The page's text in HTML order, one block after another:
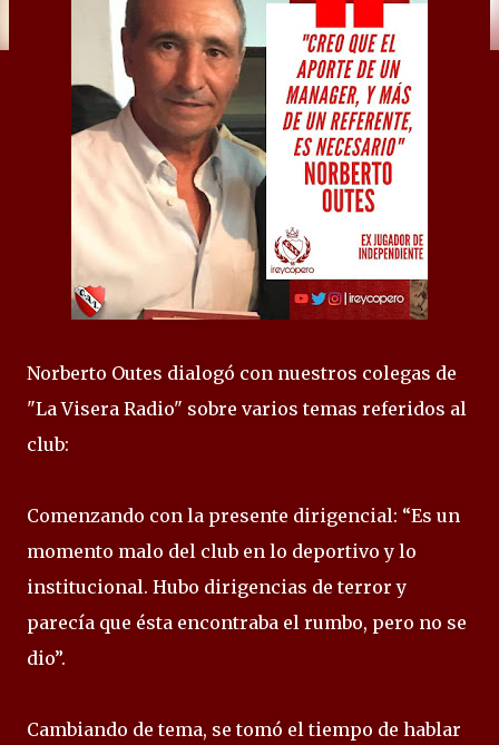
Norberto Outes dialogó con nuestros colegas de
"La Visera Radio" sobre varios temas referidos al
club:
Comenzando con la presente dirigencial: “Es un
momento malo del club en lo deportivo y lo
institucional. Hubo dirigencias de terror y
parecía que ésta encontraba el rumbo, pero no se
dio”.
Cambiando de tema, se tomó el tiempo de hablar